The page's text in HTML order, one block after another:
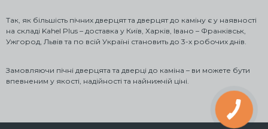
Так, як більшість пічних дверцят та дверцят до каміну є у наявності
на складі Kahel Plus – доставка у Київ, Харків, Івано – Франківськ,
Ужгород, Львів та по всій Україні становить до 3-х робочих днів.
Замовляючи пічні дверцята та дверці до каміна – ви можете бути
впевненим у якості, надійності та найнижчій ціні.